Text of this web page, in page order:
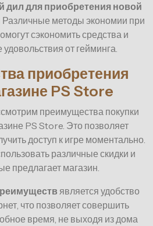
дил для приобретения новой
Различные методы экономии при
сэкономить средства и
от гейминга.
приобретения
PS Store
преимущества покупки
PS Store. Это позволяет
доступ к игре моментально.
различные скидки и
предлагает магазин.
является удобство
что позволяет совершить
время, не выходя из дома